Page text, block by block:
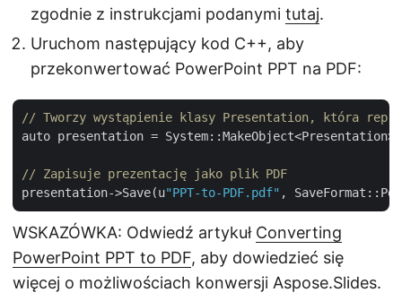
zgodnie z instrukcjami podanymi tutaj.
Uruchom następujący kod C++, aby
przekonwertować PowerPoint PPT na PDF:
// Tworzy wystąpienie klasy Presentation, która
auto presentation =
// Zapisuje prezentację jako plik PDF
presentation->Save(u"PPT-to-PDF.pdf"
WSKAZÓWKA: Odwiedź artykuł Converting
PowerPoint PPT to PDF, aby dowiedzieć się
więcej o możliwościach konwersji Aspose.Slides.